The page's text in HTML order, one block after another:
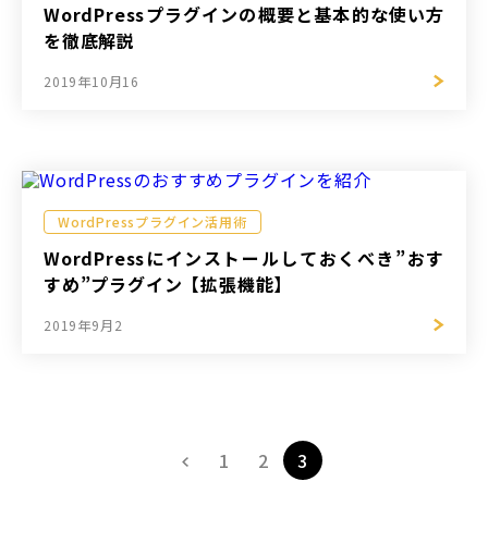
WordPressプラグインの概要と基本的な使い方
を徹底解説
2019年10月16
WordPressプラグイン活用術
WordPressにインストールしておくべき”おす
すめ”プラグイン【拡張機能】
2019年9月2
1 2 3